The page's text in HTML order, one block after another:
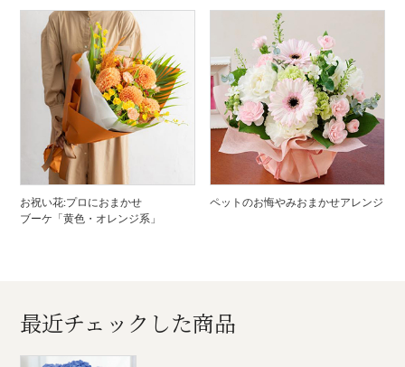
お祝い花:プロにおまかせ
ブーケ「黄色・オレンジ系」
ペットのお悔やみおまかせアレンジ
最近チェックした商品